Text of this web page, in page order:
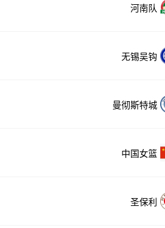
河南队
无锡吴钩
曼彻斯特城
中国女篮
圣保利